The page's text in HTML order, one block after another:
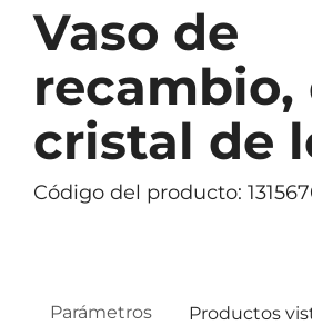
Vaso de
recambio,
cristal de
Código del producto:
Parámetros
Productos